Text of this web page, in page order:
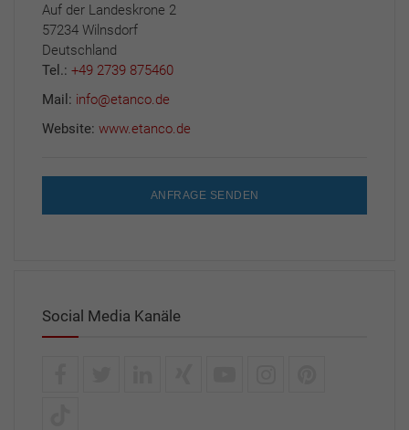
Auf der Landeskrone 2
57234 Wilnsdorf
Deutschland
Tel.: +49 2739 875460
Mail: info@etanco.de
Website: www.etanco.de
ANFRAGE SENDEN
Social Media Kanäle